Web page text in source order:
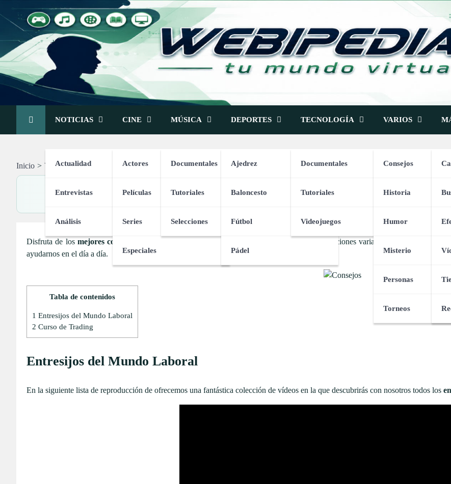
to
content
NOTICIAS
Actualidad
Entrevistas
Análisis
CINE
Actores
Películas
Series
Especiales
MÚSICA
Documentales
Tutoriales
Selecciones
DEPORTES
Ajedrez
Baloncesto
Fútbol
Pádel
TECNOLOGÍA
Documentales
Tutoriales
Videojuegos
VARIOS
Consejos
Historia
Humor
Misterio
Personas
Torneos
Inicio Vídeos Vídeos de Temas Variados Vídeos de Consejos
Vídeos de Consejos
Disfruta de losmejores consejos , recomendaciones varias para hacer
ayudarnos en el día a día.
Tabla de contenidos
1 Entresijos del Mundo Laboral
2 Curso de Trading
Entresijos del Mundo Laboral
En la siguiente lista de reproducción de ofrecemos una fantástica colección de vídeos en la que descubrirás con nosotros todos los